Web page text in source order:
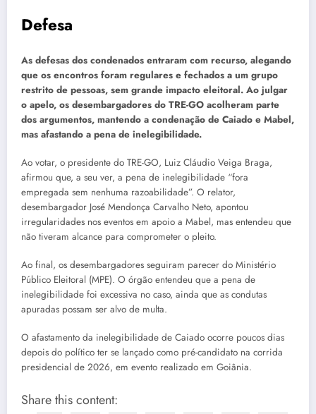
Defesa
As defesas dos condenados entraram com recurso, alegando
que os encontros foram regulares e fechados a um grupo
restrito de pessoas, sem grande impacto eleitoral. Ao julgar
o apelo, os desembargadores do TRE-GO acolheram parte
dos argumentos, mantendo a condenação de Caiado e Mabel,
mas afastando a pena de inelegibilidade.
Ao votar, o presidente do TRE-GO, Luiz Cláudio Veiga Braga,
afirmou que, a seu ver, a pena de inelegibilidade “fora
empregada sem nenhuma razoabilidade”. O relator,
desembargador José Mendonça Carvalho Neto, apontou
irregularidades nos eventos em apoio a Mabel, mas entendeu que
não tiveram alcance para comprometer o pleito.
Ao final, os desembargadores seguiram parecer do Ministério
Público Eleitoral (MPE). O órgão entendeu que a pena de
inelegibilidade foi excessiva no caso, ainda que as condutas
apuradas possam ser alvo de multa.
O afastamento da inelegibilidade de Caiado ocorre poucos dias
depois do político ter se lançado como pré-candidato na corrida
presidencial de 2026, em evento realizado em Goiânia.
Share this content: